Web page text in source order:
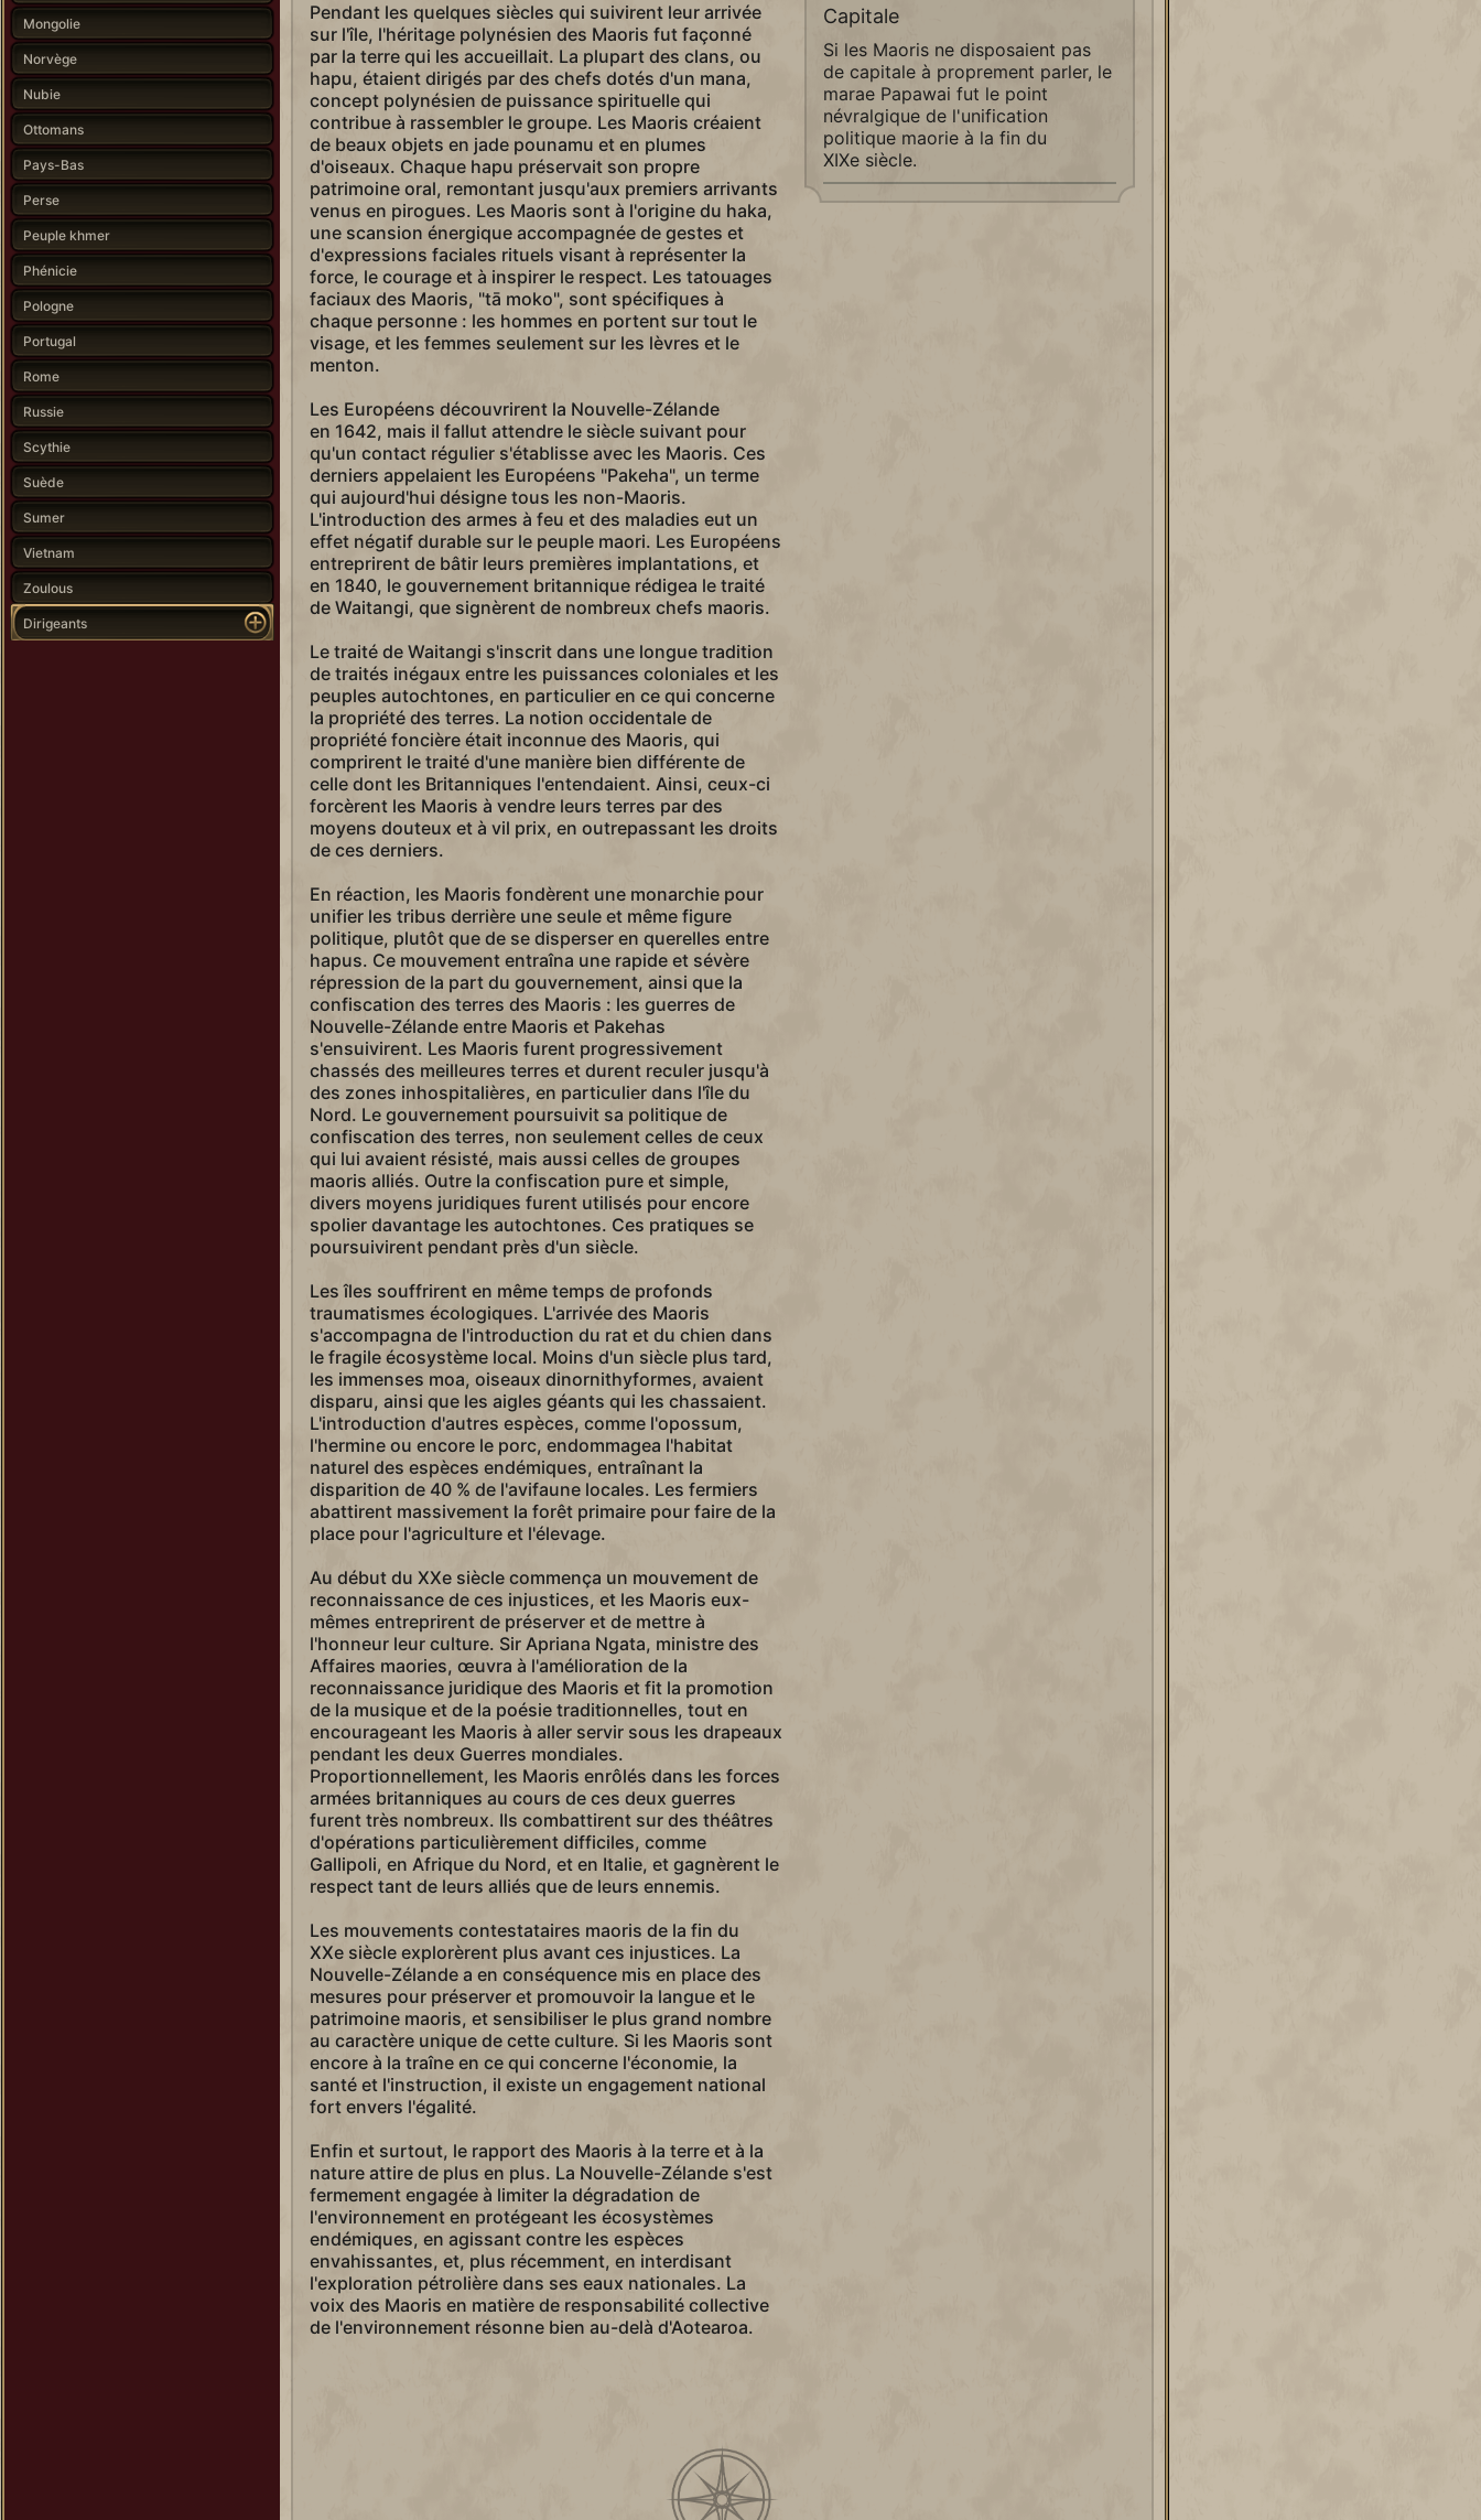
Mongolie
Norvège
Nubie
Ottomans
Pays-Bas
Perse
Peuple khmer
Phénicie
Pologne
Portugal
Rome
Russie
Scythie
Suède
Sumer
Vietnam
Zoulous
Dirigeants
Pendant les quelques siècles qui suivirent leur arrivée
sur l'île, l'héritage polynésien des Maoris fut façonné
par la terre qui les accueillait. La plupart des clans, ou
hapu, étaient dirigés par des chefs dotés d'un mana,
concept polynésien de puissance spirituelle qui
contribue à rassembler le groupe. Les Maoris créaient
de beaux objets en jade pounamu et en plumes
d'oiseaux. Chaque hapu préservait son propre
patrimoine oral, remontant jusqu'aux premiers arrivants
venus en pirogues. Les Maoris sont à l'origine du haka,
une scansion énergique accompagnée de gestes et
d'expressions faciales rituels visant à représenter la
force, le courage et à inspirer le respect. Les tatouages
faciaux des Maoris, "tā moko", sont spécifiques à
chaque personne : les hommes en portent sur tout le
visage, et les femmes seulement sur les lèvres et le
menton.
Les Européens découvrirent la Nouvelle-Zélande
en 1642, mais il fallut attendre le siècle suivant pour
qu'un contact régulier s'établisse avec les Maoris. Ces
derniers appelaient les Européens "Pakeha", un terme
qui aujourd'hui désigne tous les non-Maoris.
L'introduction des armes à feu et des maladies eut un
effet négatif durable sur le peuple maori. Les Européens
entreprirent de bâtir leurs premières implantations, et
en 1840, le gouvernement britannique rédigea le traité
de Waitangi, que signèrent de nombreux chefs maoris.
Le traité de Waitangi s'inscrit dans une longue tradition
de traités inégaux entre les puissances coloniales et les
peuples autochtones, en particulier en ce qui concerne
la propriété des terres. La notion occidentale de
propriété foncière était inconnue des Maoris, qui
comprirent le traité d'une manière bien différente de
celle dont les Britanniques l'entendaient. Ainsi, ceux-ci
forcèrent les Maoris à vendre leurs terres par des
moyens douteux et à vil prix, en outrepassant les droits
de ces derniers.
En réaction, les Maoris fondèrent une monarchie pour
unifier les tribus derrière une seule et même figure
politique, plutôt que de se disperser en querelles entre
hapus. Ce mouvement entraîna une rapide et sévère
répression de la part du gouvernement, ainsi que la
confiscation des terres des Maoris : les guerres de
Nouvelle-Zélande entre Maoris et Pakehas
s'ensuivirent. Les Maoris furent progressivement
chassés des meilleures terres et durent reculer jusqu'à
des zones inhospitalières, en particulier dans l'île du
Nord. Le gouvernement poursuivit sa politique de
confiscation des terres, non seulement celles de ceux
qui lui avaient résisté, mais aussi celles de groupes
maoris alliés. Outre la confiscation pure et simple,
divers moyens juridiques furent utilisés pour encore
spolier davantage les autochtones. Ces pratiques se
poursuivirent pendant près d'un siècle.
Les îles souffrirent en même temps de profonds
traumatismes écologiques. L'arrivée des Maoris
s'accompagna de l'introduction du rat et du chien dans
le fragile écosystème local. Moins d'un siècle plus tard,
les immenses moa, oiseaux dinornithyformes, avaient
disparu, ainsi que les aigles géants qui les chassaient.
L'introduction d'autres espèces, comme l'opossum,
l'hermine ou encore le porc, endommagea l'habitat
naturel des espèces endémiques, entraînant la
disparition de 40 % de l'avifaune locales. Les fermiers
abattirent massivement la forêt primaire pour faire de la
place pour l'agriculture et l'élevage.
Au début du XXe siècle commença un mouvement de
reconnaissance de ces injustices, et les Maoris eux-
mêmes entreprirent de préserver et de mettre à
l'honneur leur culture. Sir Apriana Ngata, ministre des
Affaires maories, œuvra à l'amélioration de la
reconnaissance juridique des Maoris et fit la promotion
de la musique et de la poésie traditionnelles, tout en
encourageant les Maoris à aller servir sous les drapeaux
pendant les deux Guerres mondiales.
Proportionnellement, les Maoris enrôlés dans les forces
armées britanniques au cours de ces deux guerres
furent très nombreux. Ils combattirent sur des théâtres
d'opérations particulièrement difficiles, comme
Gallipoli, en Afrique du Nord, et en Italie, et gagnèrent le
respect tant de leurs alliés que de leurs ennemis.
Les mouvements contestataires maoris de la fin du
XXe siècle explorèrent plus avant ces injustices. La
Nouvelle-Zélande a en conséquence mis en place des
mesures pour préserver et promouvoir la langue et le
patrimoine maoris, et sensibiliser le plus grand nombre
au caractère unique de cette culture. Si les Maoris sont
encore à la traîne en ce qui concerne l'économie, la
santé et l'instruction, il existe un engagement national
fort envers l'égalité.
Enfin et surtout, le rapport des Maoris à la terre et à la
nature attire de plus en plus. La Nouvelle-Zélande s'est
fermement engagée à limiter la dégradation de
l'environnement en protégeant les écosystèmes
endémiques, en agissant contre les espèces
envahissantes, et, plus récemment, en interdisant
l'exploration pétrolière dans ses eaux nationales. La
voix des Maoris en matière de responsabilité collective
de l'environnement résonne bien au-delà d'Aotearoa.
Capitale
Si les Maoris ne disposaient pas
de capitale à proprement parler, le
marae Papawai fut le point
névralgique de l'unification
politique maorie à la fin du
XIXe siècle.